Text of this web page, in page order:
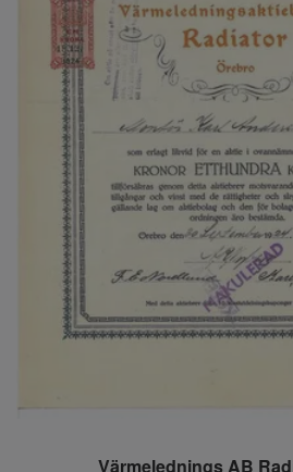
Värmelednings AB